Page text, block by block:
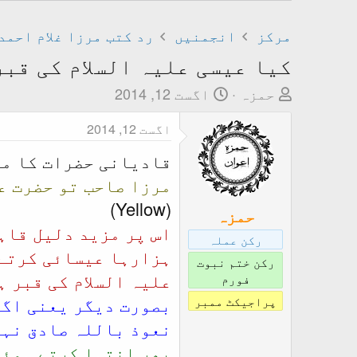
مرکز انجمنیں رد کتب مرزا غلام
کیا عیسی علیہ السلام کی
T
e
a
t
a
r
t
e
حمزہ
ت
ر
ی
خ
ت
د
ا
ء
اگست 12, 2014
حمزہ
رکن عملہ
رکن ختم نبوت
فورم
پراجیکٹ ممبر
اگست 12, 2014
قادیانی حضرات کا
مرزا صاحب تو حضرت
(Yellow)
اس پر مزید دلیل
ہزارہا عیسائی
علیہ السلام کی قبر
بصورت دیگر یعنی
نعوذ باللہ صادق
پھر انتہا کرتے